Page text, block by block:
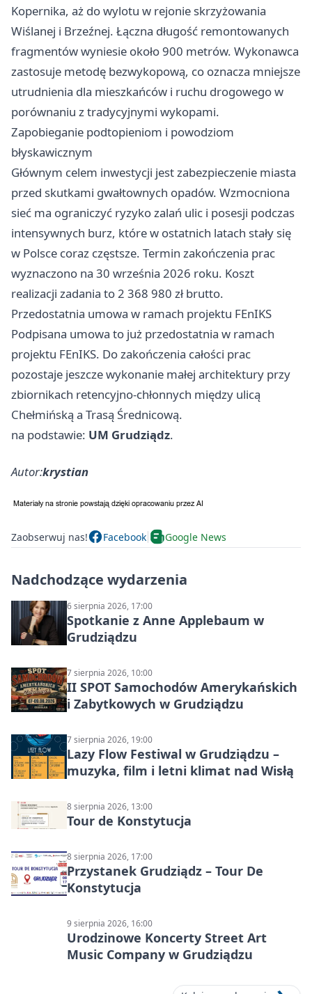
Kopernika, aż do wylotu w rejonie skrzyżowania
Wiślanej i Brzeźnej. Łączna długość remontowanych
fragmentów wyniesie około 900 metrów. Wykonawca
zastosuje metodę bezwykopową, co oznacza mniejsze
utrudnienia dla mieszkańców i ruchu drogowego w
porównaniu z tradycyjnymi wykopami.
Zapobieganie podtopieniom i powodziom
błyskawicznym
Głównym celem inwestycji jest zabezpieczenie miasta
przed skutkami gwałtownych opadów. Wzmocniona
sieć ma ograniczyć ryzyko zalań ulic i posesji podczas
intensywnych burz, które w ostatnich latach stały się
w Polsce coraz częstsze. Termin zakończenia prac
wyznaczono na 30 września 2026 roku. Koszt
realizacji zadania to 2 368 980 zł brutto.
Przedostatnia umowa w ramach projektu FEnIKS
Podpisana umowa to już przedostatnia w ramach
projektu FEnIKS. Do zakończenia całości prac
pozostaje jeszcze wykonanie małej architektury przy
zbiornikach retencyjno-chłonnych między ulicą
Chełmińską a Trasą Średnicową.
na podstawie: UM Grudziądz.
Autor:krystian
Zaobserwuj nas! Facebook Google News
Nadchodzące wydarzenia
6 sierpnia 2026, 17:00
Spotkanie z Anne Applebaum w
Grudziądzu
7 sierpnia 2026, 10:00
II SPOT Samochodów Amerykańskich
i Zabytkowych w Grudziądzu
7 sierpnia 2026, 19:00
Lazy Flow Festiwal w Grudziądzu –
muzyka, film i letni klimat nad Wisłą
8 sierpnia 2026, 13:00
Tour de Konstytucja
8 sierpnia 2026, 17:00
Przystanek Grudziądz – Tour De
Konstytucja
9 sierpnia 2026, 16:00
Urodzinowe Koncerty Street Art
Music Company w Grudziądzu